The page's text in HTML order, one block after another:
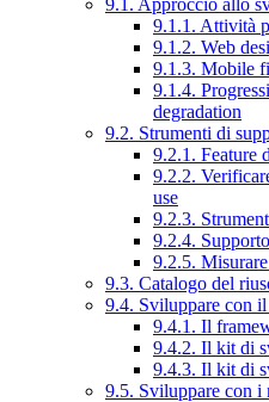
9.1. Approccio allo
9.1.1. Attività
9.1.2. Web
9.1.3. Mobile
9.1.4.
degradation
9.2. Strumenti di
9.2.1. Feature
9.2.2.
use
9.2.3.
9.2.4.
9.2.5.
9.3. Catalogo del
9.4. Sviluppare con
9.4.1. Il
9.4.2. Il kit di
9.4.3. Il kit di
9.5. Sviluppare con i